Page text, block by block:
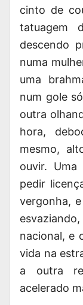
cinto de
tatuagem
descendo
numa
uma
num gole
outra
hora,
mesmo,
ouvir.
pedir
vergonha,
nacional, e
vida na
a outra
acelerado